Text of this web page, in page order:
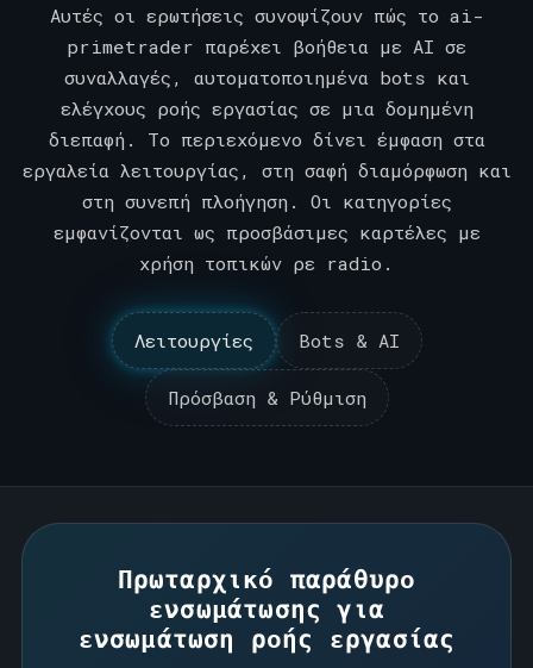
Αυτές οι ερωτήσεις συνοψίζουν πώς το ai-
primetrader παρέχει βοήθεια με AI σε
συναλλαγές, αυτοματοποιημένα bots και
ελέγχους ροής εργασίας σε μια δομημένη
διεπαφή. Το περιεχόμενο δίνει έμφαση στα
εργαλεία λειτουργίας, στη σαφή διαμόρφωση και
στη συνεπή πλοήγηση. Οι κατηγορίες
εμφανίζονται ως προσβάσιμες καρτέλες με
χρήση τοπικών ρε radio.
Λειτουργίες Bots & AI
Πρόσβαση & Ρύθμιση
Πρωταρχικό παράθυρο
ενσωμάτωσης για
ενσωμάτωση ροής εργασίας